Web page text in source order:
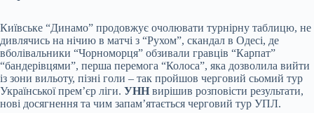
Київське “Динамо” продовжує очолювати турнірну таблицю, не
дивлячись на нічию в матчі з “Рухом”, скандал в Одесі, де
вболівальники “Чорноморця” обзивали гравців “Карпат”
“бандерівцями”, перша перемога “Колоса”, яка дозволила вийти
із зони вильоту, пізні голи – так пройшов черговий сьомий тур
Української прем’єр ліги. УНН вирішив розповісти результати,
нові досягнення та чим запам’ятається черговий тур УПЛ.